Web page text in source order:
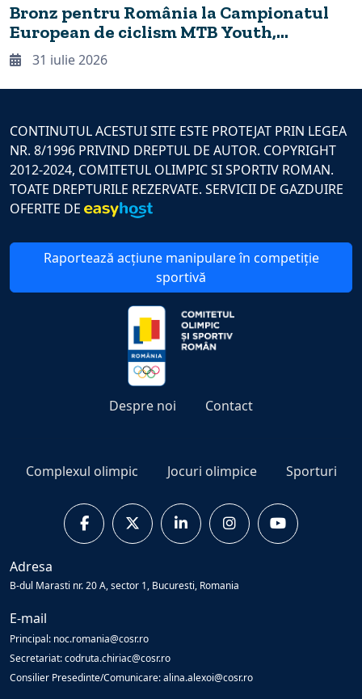
Bronz pentru România la Campionatul
European de ciclism MTB Youth,
desfășurat în premieră la Cheile
Grădiștei
31 iulie 2026
CONTINUTUL ACESTUI SITE ESTE PROTEJAT PRIN LEGEA
NR. 8/1996 PRIVIND DREPTUL DE AUTOR. COPYRIGHT
2012-2024, COMITETUL OLIMPIC SI SPORTIV ROMAN.
TOATE DREPTURILE REZERVATE. SERVICII DE GAZDUIRE
OFERITE DE
Raportează acțiune manipulare în competiție
sportivă
Despre noi Contact
Complexul olimpic Jocuri olimpice Sporturi
Adresa
B-dul Marasti nr. 20 A, sector 1, Bucuresti, Romania
E-mail
Principal: noc.romania@cosr.ro
Secretariat: codruta.chiriac@cosr.ro
Consilier Presedinte/Comunicare: alina.alexoi@cosr.ro